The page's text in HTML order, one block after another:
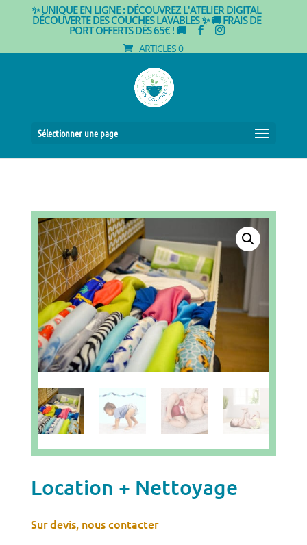
✨ UNIQUE EN LIGNE : DÉCOUVREZ L'ATELIER DIGITAL
DÉCOUVERTE DES COUCHES LAVABLES ✨🚚 FRAIS DE
PORT OFFERTS DÈS 65€ ! 🚚
ARTICLES 0
Sélectionner une page
Location + Nettoyage
Sur devis, nous contacter